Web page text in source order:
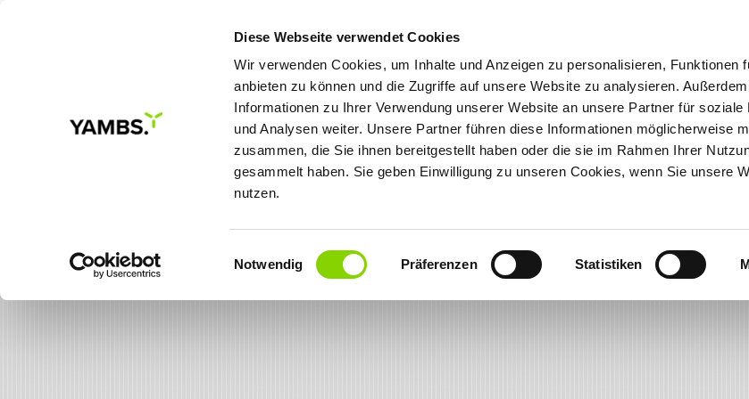
Diese Webseite verwendet Cookies
Wir verwenden Cookies, um Inhalte und Anzeigen zu personalisieren, Funktionen
anbieten zu können und die Zugriffe auf unsere Website zu analysieren.
Informationen zu Ihrer Verwendung unserer Website an unsere Partner für soziale
und Analysen weiter. Unsere Partner führen diese Informationen möglicherweise
zusammen, die Sie ihnen bereitgestellt haben oder die sie im Rahmen Ihrer
gesammelt haben. Sie geben Einwilligung zu unseren Cookies, wenn Sie unsere
nutzen.
Einwilligungsauswahl
Notwendig Präferenzen Statistiken
MEINE ZIELE LÖSUNGEN SERVICE & KNOWHOW